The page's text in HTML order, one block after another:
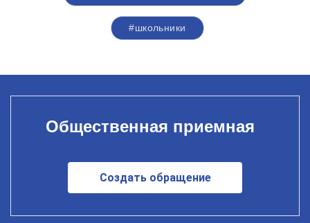
#школьники
Общественная приемная
Создать обращение